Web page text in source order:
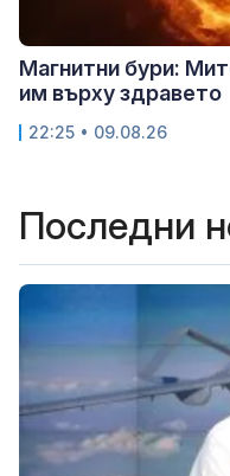
Магнитни бури:
им върху здравето
22:25 • 09.08.26
Последни